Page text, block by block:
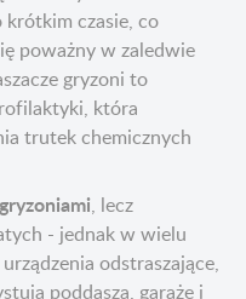
czasie, co
poważny w zaledwie
gryzoni to
która
trutek chemicznych
, lecz
- jednak w wielu
odstraszające,
poddasza, garaże i